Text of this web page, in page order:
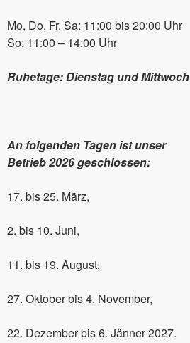
Mo, Do, Fr, Sa: 11:00 bis 20:00 Uhr
So: 11:00 – 14:00 Uhr
Ruhetage: Dienstag und Mittwoch
An folgenden Tagen ist unser
Betrieb 2026 geschlossen:
17. bis 25. März,
2. bis 10. Juni,
11. bis 19. August,
27. Oktober bis 4. November,
22. Dezember bis 6. Jänner 2027.